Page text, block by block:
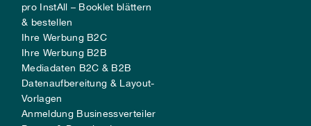
pro InstAll – Booklet blättern
& bestellen
Ihre Werbung B2C
Ihre Werbung B2B
Mediadaten B2C & B2B
Datenaufbereitung & Layout-
Vorlagen
Anmeldung Businessverteiler